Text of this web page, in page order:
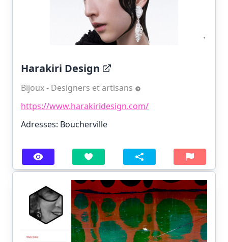
Harakiri Design
Bijoux - Designers et artisans
https://www.harakiridesign.com/
Adresses: Boucherville